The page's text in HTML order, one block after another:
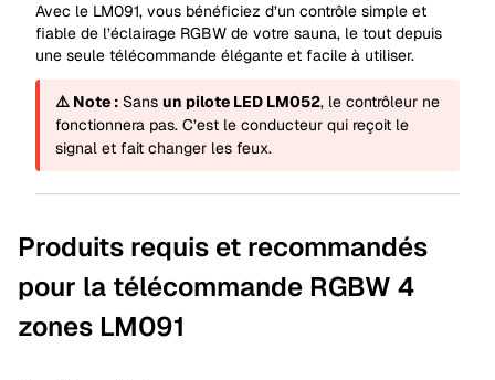
Avec le LM091, vous bénéficiez d’un contrôle simple et
fiable de l’éclairage RGBW de votre sauna, le tout depuis
une seule télécommande élégante et facile à utiliser.
⚠️ Note : Sans un pilote LED LM052, le contrôleur ne
fonctionnera pas. C’est le conducteur qui reçoit le
signal et fait changer les feux.
Produits requis et recommandés
pour la télécommande RGBW 4
zones LM091